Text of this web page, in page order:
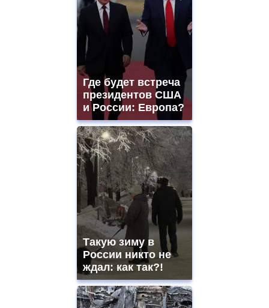
Где будет встреча
президентов США
и России: Европа?
Такую зиму в
России никто не
ждал: как так?!